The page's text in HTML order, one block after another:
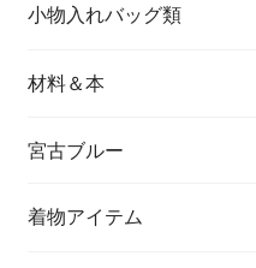
バングル＆ブレスレット
ペンダント
ブローチ
名刺入れ
メッセージカード
小物入れバッグ類
バッグ
材料＆本
宮古ブルー
着物アイテム